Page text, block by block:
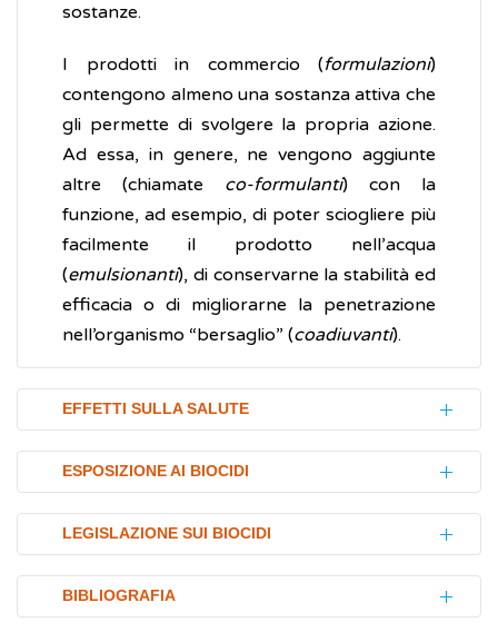
sostanze.
I prodotti in commercio (formulazioni)
contengono almeno una sostanza attiva che
gli permette di svolgere la propria azione.
Ad essa, in genere, ne vengono aggiunte
altre (chiamate co-formulanti) con la
funzione, ad esempio, di poter sciogliere più
facilmente il prodotto nell’acqua
(emulsionanti), di conservarne la stabilità ed
efficacia o di migliorarne la penetrazione
nell’organismo “bersaglio” (coadiuvanti).
EFFETTI SULLA SALUTE
L’utilizzo di biocidi ha sicuramente molti
aspetti positivi e utili, come la possibilità di
disinfettare efficacemente strumenti medici
e superfici nelle sale chirurgiche e negli
ospedali. Nella vita quotidiana, tali sostanze
consentono di medicare piccole ferite e, in
ESPOSIZIONE AI BIOCIDI
L’esposizione ai biocidi può essere di tipo
professionale, sia per i lavoratori coinvolti
nella produzione, trasporto e
immagazzinamento di tali prodotti, sia per gli
LEGISLAZIONE SUI BIOCIDI
I prodotti biocidi possono essere venduti o
utilizzati solo dopo specifica autorizzazione.
BIBLIOGRAFIA